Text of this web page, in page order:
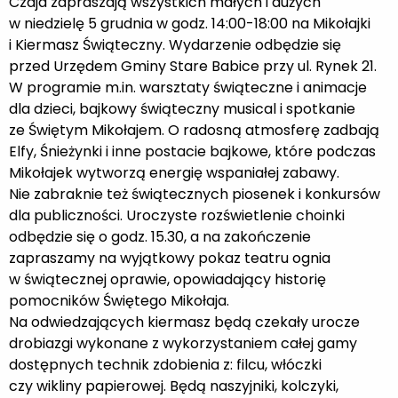
w niedzielę 5 grudnia w godz. 14:00-18:00 na Mikołajki
i Kiermasz Świąteczny. Wydarzenie odbędzie się
przed Urzędem Gminy Stare Babice przy ul. Rynek 21.
W programie m.in. warsztaty świąteczne i animacje
dla dzieci, bajkowy świąteczny musical i spotkanie
ze Świętym Mikołajem. O radosną atmosferę zadbają
Elfy, Śnieżynki i inne postacie bajkowe, które podczas
Mikołajek wytworzą energię wspaniałej zabawy.
Nie zabraknie też świątecznych piosenek i konkursów
dla publiczności. Uroczyste rozświetlenie choinki
odbędzie się o godz. 15.30, a na zakończenie
zapraszamy na wyjątkowy pokaz teatru ognia
w świątecznej oprawie, opowiadający historię
pomocników Świętego Mikołaja.
Na odwiedzających kiermasz będą czekały urocze
drobiazgi wykonane z wykorzystaniem całej gamy
dostępnych technik zdobienia z: filcu, włóczki
czy wikliny papierowej. Będą naszyjniki, kolczyki,